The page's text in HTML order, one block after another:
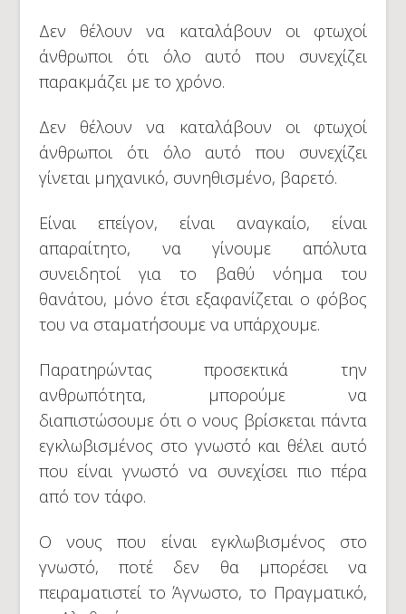
Δεν θέλουν να καταλάβουν οι φτωχοί
άνθρωποι ότι όλο αυτό που συνεχίζει
παρακμάζει με το χρόνο.
Δεν θέλουν να καταλάβουν οι φτωχοί
άνθρωποι ότι όλο αυτό που συνεχίζει
γίνεται μηχανικό, συνηθισμένο, βαρετό.
Είναι επείγον, είναι αναγκαίο, είναι
απαραίτητο, να γίνουμε απόλυτα
συνειδητοί για το βαθύ νόημα του
θανάτου, μόνο έτσι εξαφανίζεται ο φόβος
του να σταματήσουμε να υπάρχουμε.
Παρατηρώντας προσεκτικά την
ανθρωπότητα, μπορούμε να
διαπιστώσουμε ότι ο νους βρίσκεται πάντα
εγκλωβισμένος στο γνωστό και θέλει αυτό
που είναι γνωστό να συνεχίσει πιο πέρα
από τον τάφο.
Ο νους που είναι εγκλωβισμένος στο
γνωστό, ποτέ δεν θα μπορέσει να
πειραματιστεί το Άγνωστο, το Πραγματικό,